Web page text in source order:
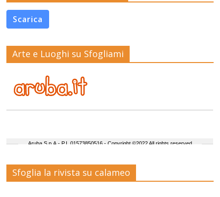
Scarica
Arte e Luoghi su Sfogliami
Sfoglia la rivista su calameo